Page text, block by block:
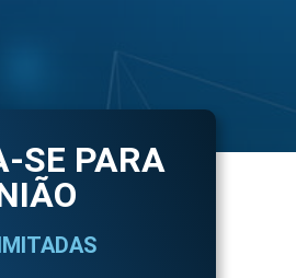
SE PARA